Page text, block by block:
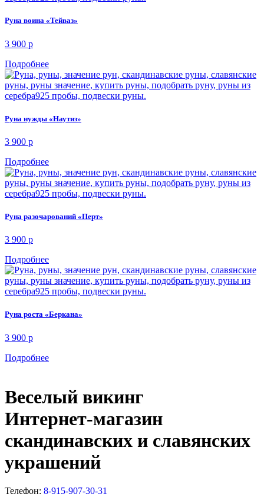
Руна воина «Тейваз»
3 900 p
Подробнее
Руна нужды «Наутиз»
3 900 p
Подробнее
Руна разочарований «Перт»
3 900 p
Подробнее
Руна роста «Беркана»
3 900 p
Подробнее
Веселый викинг
Интернет-магазин
скандинавских и славянских
украшений
Телефон: 8-915-907-30-31